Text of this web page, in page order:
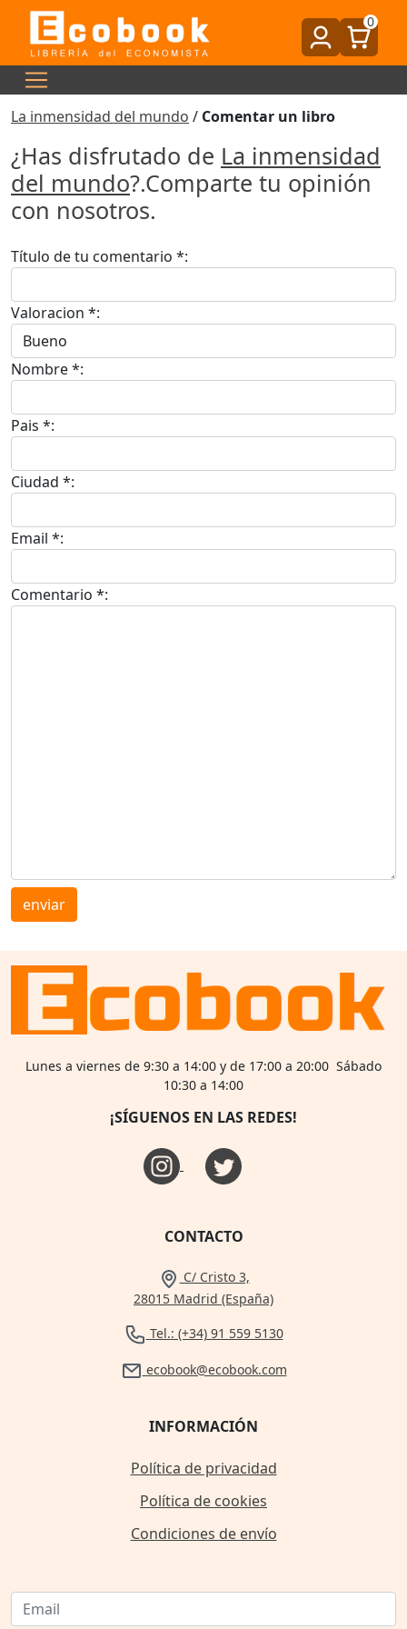
0
La inmensidad del mundo / Comentar un libro
¿Has disfrutado de La inmensidad
del mundo?.Comparte tu opinión
con nosotros.
Título de tu comentario *:
Valoracion *:
Nombre *:
Pais *:
Ciudad *:
Email *:
Comentario *:
enviar
Lunes a viernes de 9:30 a 14:00 y de 17:00 a 20:00 Sábado
10:30 a 14:00
¡SÍGUENOS EN LAS REDES!
CONTACTO
C/ Cristo 3,
28015 Madrid (España)
Tel.: (+34) 91 559 5130
ecobook@ecobook.com
INFORMACIÓN
Política de privacidad
Política de cookies
Condiciones de envío